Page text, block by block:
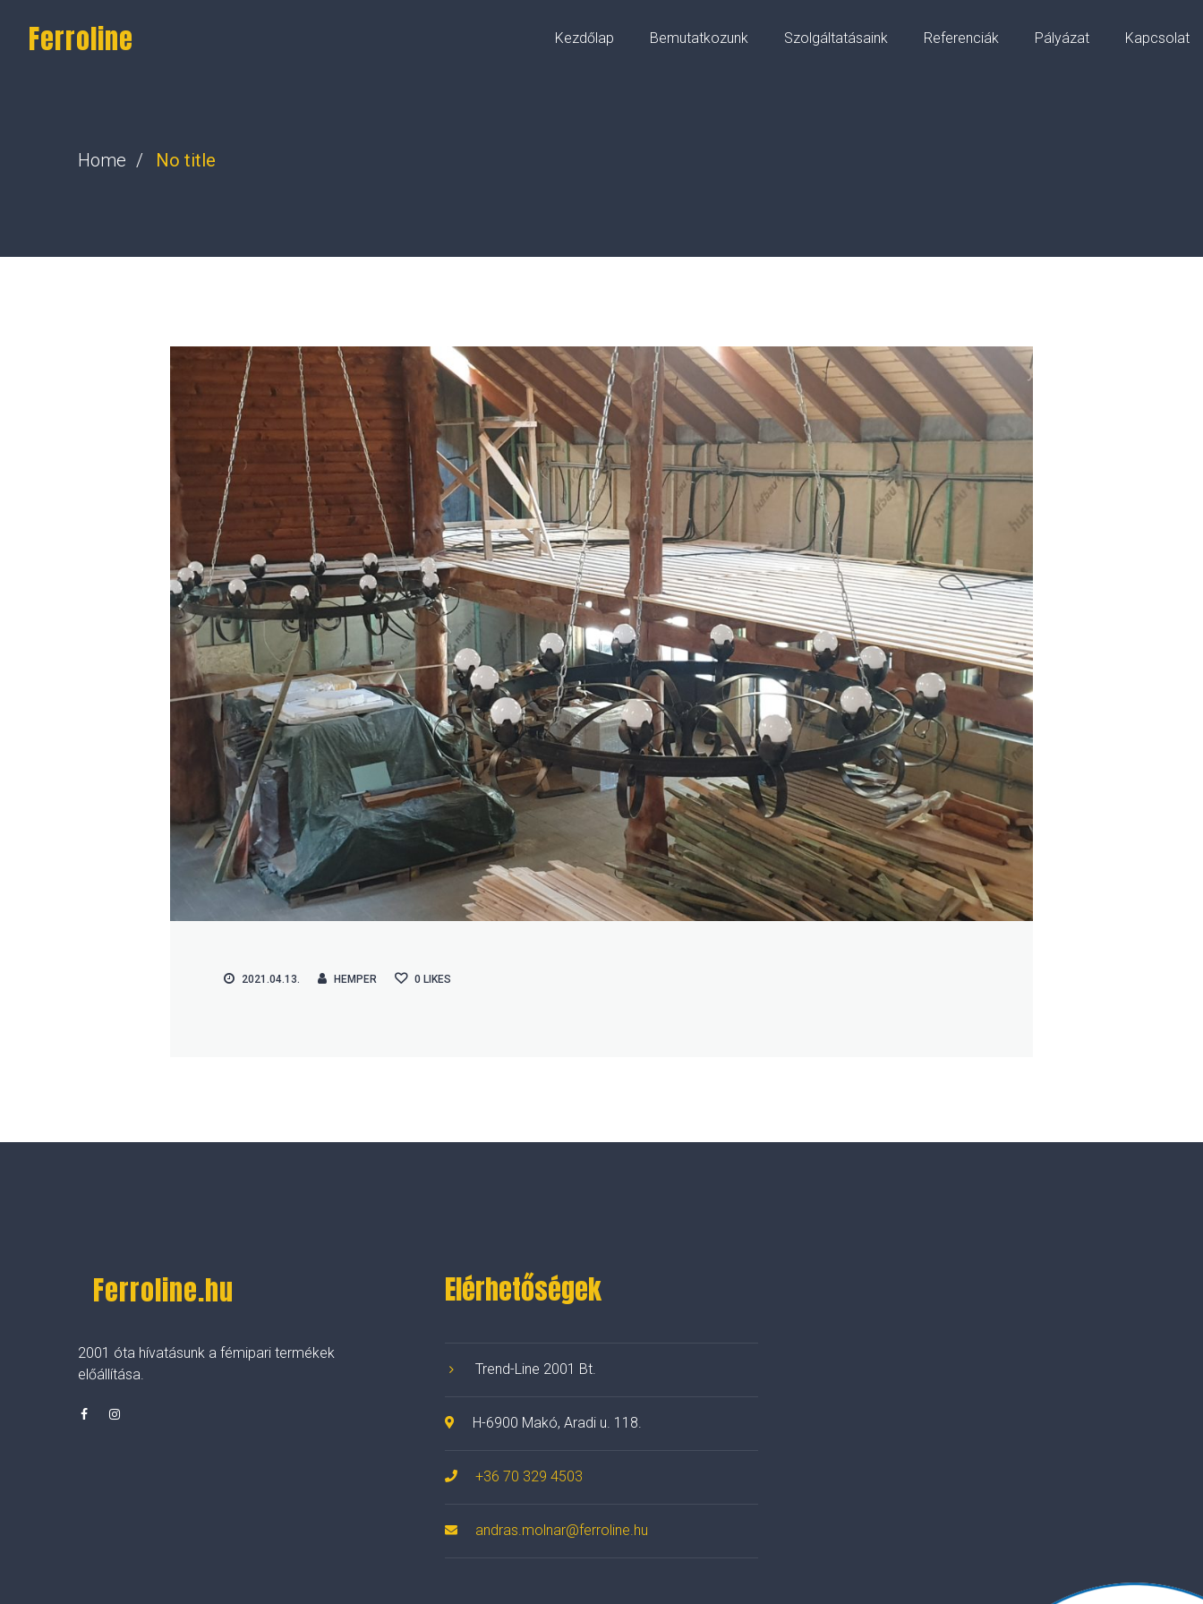
Ferroline Kezdőlap Bemutatkozunk Szolgáltatásaink Referenciák Pályázat Kapcsolat
Home No title
2021.04.13. HEMPER 0 LIKES
Ferroline.hu
2001 óta hívatásunk a fémipari termékek
előállítása.
Elérhetőségek
Trend-Line 2001 Bt.
H-6900 Makó, Aradi u. 118.
+36 70 329 4503
andras.molnar@ferroline.hu